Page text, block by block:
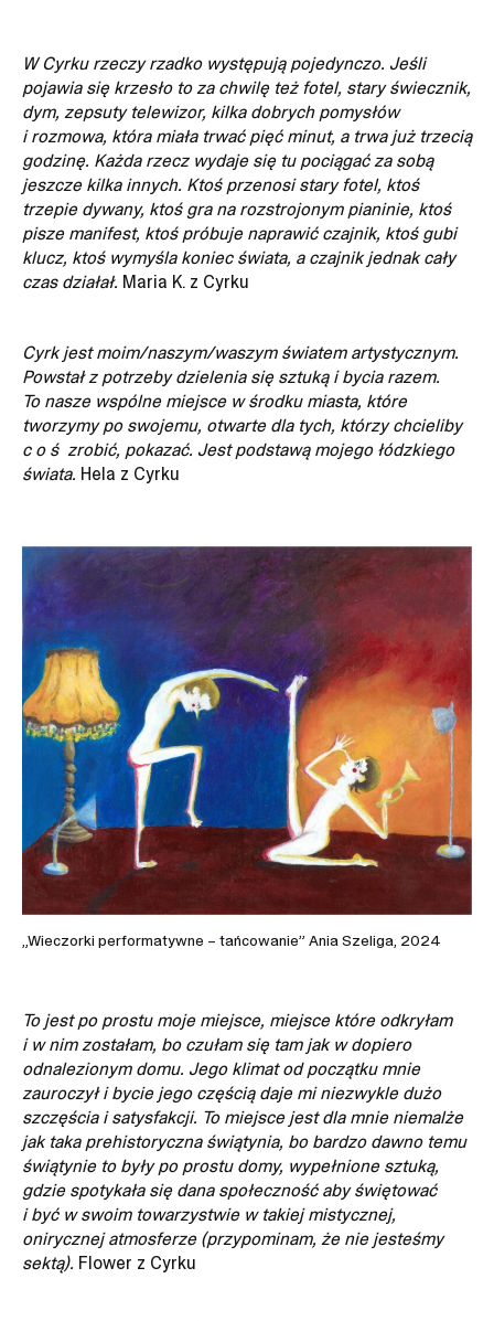
W Cyrku rzeczy rzadko występują pojedynczo. Jeśli
pojawia się krzesło to za chwilę też fotel, stary świecznik,
dym, zepsuty telewizor, kilka dobrych pomysłów
i rozmowa, która miała trwać pięć minut, a trwa już trzecią
godzinę. Każda rzecz wydaje się tu pociągać za sobą
jeszcze kilka innych. Ktoś przenosi stary fotel, ktoś
trzepie dywany, ktoś gra na rozstrojonym pianinie, ktoś
pisze manifest, ktoś próbuje naprawić czajnik, ktoś gubi
klucz, ktoś wymyśla koniec świata, a czajnik jednak cały
czas działał. Maria K. z Cyrku
Cyrk jest moim/naszym/waszym światem artystycznym.
Powstał z potrzeby dzielenia się sztuką i bycia razem.
To nasze wspólne miejsce w środku miasta, które
tworzymy po swojemu, otwarte dla tych, którzy chcieliby
c o ś zrobić, pokazać. Jest podstawą mojego łódzkiego
świata. Hela z Cyrku
„Wieczorki performatywne – tańcowanie” Ania Szeliga, 2024
To jest po prostu moje miejsce, miejsce które odkryłam
i w nim zostałam, bo czułam się tam jak w dopiero
odnalezionym domu. Jego klimat od początku mnie
zauroczył i bycie jego częścią daje mi niezwykle dużo
szczęścia i satysfakcji. To miejsce jest dla mnie niemalże
jak taka prehistoryczna świątynia, bo bardzo dawno temu
świątynie to były po prostu domy, wypełnione sztuką,
gdzie spotykała się dana społeczność aby świętować
i być w swoim towarzystwie w takiej mistycznej,
onirycznej atmosferze (przypominam, że nie jesteśmy
sektą). Flower z Cyrku